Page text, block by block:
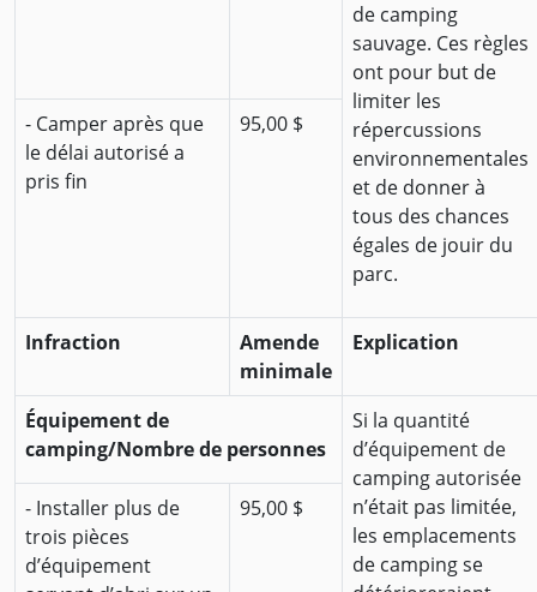
de camping
sauvage. Ces règles
ont pour but de
limiter les
répercussions
environnementales
et de donner à
tous des chances
égales de jouir du
parc.
- Camper après que
le délai autorisé a
pris fin
95,00 $
Infraction
Amende
minimale
Explication
Équipement de
camping/Nombre de personnes
Si la quantité
d’équipement de
camping autorisée
n’était pas limitée,
les emplacements
de camping se
- Installer plus de
trois pièces
d’équipement
95,00 $